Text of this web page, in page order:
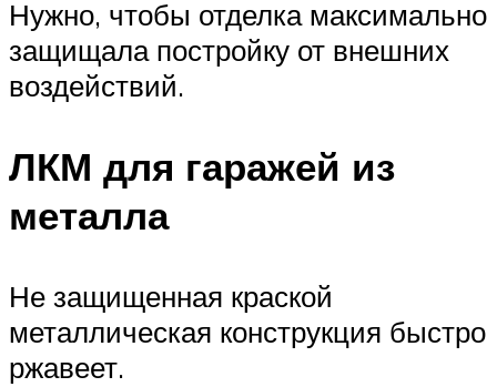
Нужно, чтобы отделка максимально
защищала постройку от внешних
воздействий.
ЛКМ для гаражей из
металла
Не защищенная краской
металлическая конструкция быстро
ржавеет.